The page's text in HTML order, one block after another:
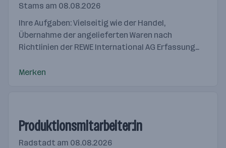
Stams am 08.08.2026
Ihre Aufgaben: Vielseitig wie der Handel,
Übernahme der angelieferten Waren nach
Richtlinien der REWE International AG Erfassung
sämtlicher Formalitäten...
Merken
Produktionsmitarbeiter:in
Radstadt am 08.08.2026